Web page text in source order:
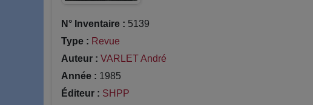
N° Inventaire : 5139
Type : Revue
Auteur : VARLET André
Année : 1985
Éditeur : SHPP